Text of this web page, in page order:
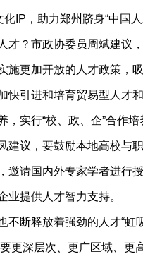
IP，助力郑州跻身“中国人
？市政协委员周斌建议，
施更加开放的人才政策，
快引进和培育贸易型人才
，实行“校、政、企”合作
议，要鼓励本地高校与职
邀请国内外专家学者进行
业提供人才智力支持。
断释放着强劲的人才“虹吸
深层次、更广区域、更